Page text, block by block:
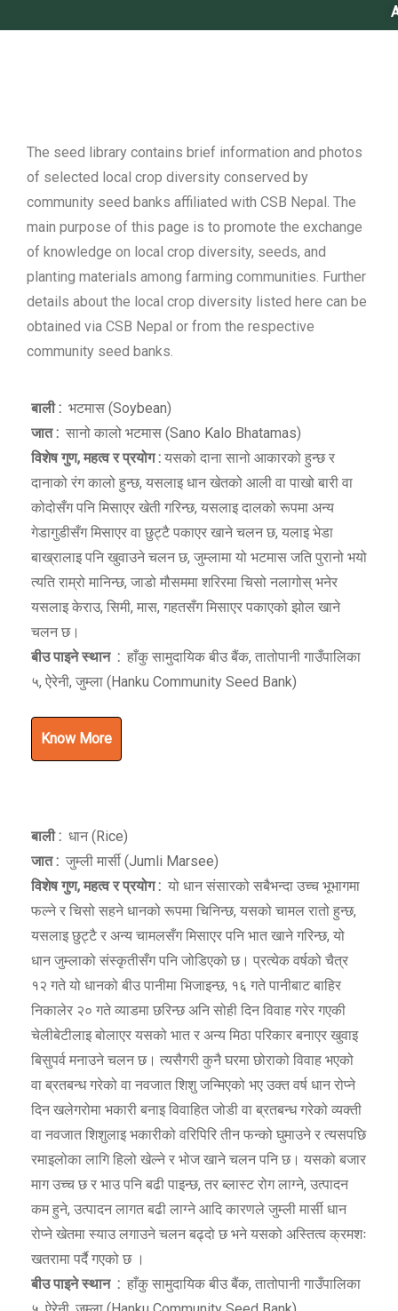
About the Seed
The seed library contains brief information and photos
of selected local crop diversity conserved by
community seed banks affiliated with CSB Nepal. The
main purpose of this page is to promote the exchange
of knowledge on local crop diversity, seeds, and
planting materials among farming communities. Further
details about the local crop diversity listed here can be
obtained via CSB Nepal or from the respective
community seed banks.
बाली : भटमास (Soybean)
जात : सानो कालो भटमास (Sano Kalo Bhatamas)
विशेष गुण,महत्व र प्रयोग : यसको दाना सानो आकारको हुन्छ र
दानाको रंग कालो हुन्छ, यसलाइ धान खेतको आली वा पाखो बारी वा
कोदोसँग पनि मिसाएर खेती गरिन्छ, यसलाइ दालको रूपमा अन्य
गेडागुडीसँग मिसाएर वा छुट्टै पकाएर खाने चलन छ, यलाइ भेडा
बाख्रालाइ पनि खुवाउने चलन छ, जुम्लामा यो भटमास जति पुरानो भयो
त्यति राम्रो मानिन्छ, जाडो मौसममा शरिरमा चिसो नलागोस् भनेर
यसलाइ केराउ, सिमी, मास, गहतसँग मिसाएर पकाएको झोल खाने
चलन छ।
बीउ पाइने स्थान: हाँकु सामुदायिक बीउ बैंक, तातोपानी गाउँपालिका
५, ऐरेनी, जुम्ला (Hanku Community Seed Bank)
Know More
बाली : धान (Rice)
जात : जुम्ली मार्सी (Jumli Marsee)
विशेष गुण,महत्व र प्रयोग : यो धान संसारको सबैभन्दा उच्च भूभागमा
फल्ने र चिसो सहने धानको रूपमा चिनिन्छ, यसको चामल रातो हुन्छ,
यसलाइ छुट्टै र अन्य चामलसँग मिसाएर पनि भात खाने गरिन्छ, यो
धान जुम्लाको संस्कृतीसँग पनि जोडिएको छ। प्रत्येक वर्षको चैत्र
१२ गते यो धानको बीउ पानीमा भिजाइन्छ, १६ गते पानीबाट बाहिर
निकालेर २० गते व्याडमा छरिन्छ अनि सोही दिन विवाह गरेर गएकी
चेलीबेटीलाइ बोलाएर यसको भात र अन्य मिठा परिकार बनाएर खुवाइ
बिसुपर्व मनाउने चलन छ। त्यसैगरी कुनै घरमा छोराको विवाह भएको
वा ब्रतबन्ध गरेको वा नवजात शिशु जन्मिएको भए उक्त वर्ष धान रोप्ने
दिन खलेगरोमा भकारी बनाइ विवाहित जोडी वा ब्रतबन्ध गरेको व्यक्ती
वा नवजात शिशुलाइ भकारीको वरिपिरि तीन फन्को घुमाउने र त्यसपछि
रमाइलोका लागि हिलो खेल्ने र भोज खाने चलन पनि छ। यसको बजार
माग उच्च छ र भाउ पनि बढी पाइन्छ, तर ब्लास्ट रोग लाग्ने, उत्पादन
कम हुने, उत्पादन लागत बढी लाग्ने आदि कारणले जुम्ली मार्सी धान
रोप्ने खेतमा स्याउ लगाउने चलन बढ्दो छ भने यसको अस्तित्व क्रमशः
खतरामा पर्दै गएको छ ।
बीउ पाइने स्थान: हाँकु सामुदायिक बीउ बैंक, तातोपानी गाउँपालिका